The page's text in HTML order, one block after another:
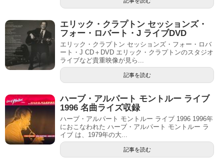
エリック・クラプトン セッションズ・
フォー・ロバート・J ライブDVD
エリック・クラプトン セッションズ・フォー・ロバ
ート・J CD＋DVD エリック・クラプトンのスタジオ
ライブなど貴重映像が見ら...
記事を読む
ハーブ・アルパート モントルー ライブ
1996 名曲ライズ収録
ハーブ・アルパート モントルー ライブ 1996 1996年
におこなわれた ハーブ・アルパート モントルー ラ
イブ は、1979年の大...
記事を読む